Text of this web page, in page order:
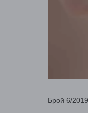
Брой 6/2019